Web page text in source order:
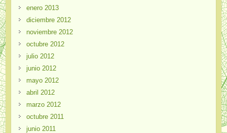
enero 2013
diciembre 2012
noviembre 2012
octubre 2012
julio 2012
junio 2012
mayo 2012
abril 2012
marzo 2012
octubre 2011
junio 2011